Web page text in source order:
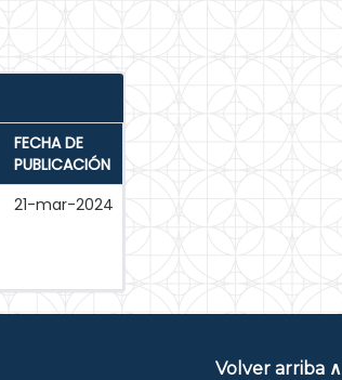
FECHA DE
PUBLICACIÓN
21-mar-2024
Volver arriba ∧